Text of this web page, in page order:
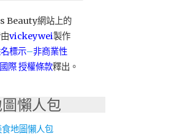
Beauty網站上的
vickeywei製作
標示–非商業性
際 授權條款釋出。
懶人包